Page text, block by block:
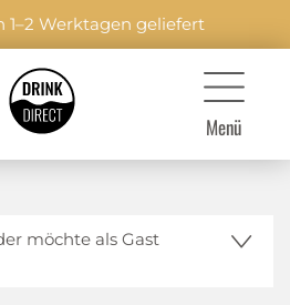
1–2 Werktagen geliefert
Menü
möchte als Gast